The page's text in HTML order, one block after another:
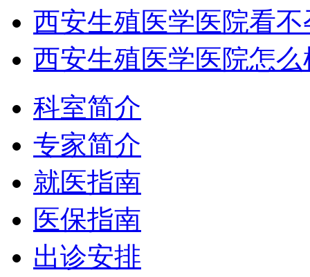
西安生殖医学医院看
西安生殖医学医院怎
科室简介
专家简介
就医指南
医保指南
出诊安排